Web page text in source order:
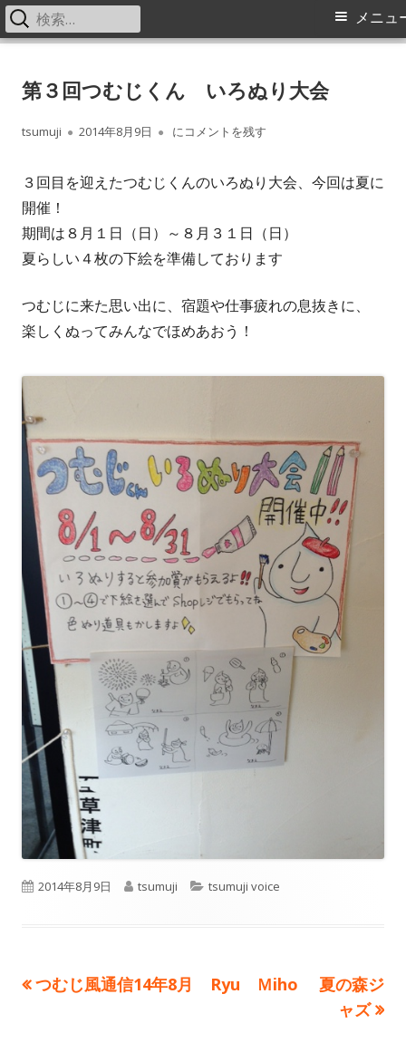
tsumuji つむじ風通信
メ
メニュ
検
索:
第３回つむじくん いろぬり大会
作
tsumuji
公
2014年8月9日 第３回つむじくん いろぬり大会
にコメントを残す
３回目を迎えたつむじくんのいろぬり大会、今回は夏に
開催！
期間は８月１日（日）～８月３１日（日）
夏らしい４枚の下絵を準備しております
つむじに来た思い出に、宿題や仕事疲れの息抜きに、
楽しくぬってみんなでほめあおう！
公
2014年8月9日
作
tsumuji
カ
リ
tsumuji voice
投前
つむじ風通信14年8月
次
Ryu Ｍiho 夏の森ジ
ャズ